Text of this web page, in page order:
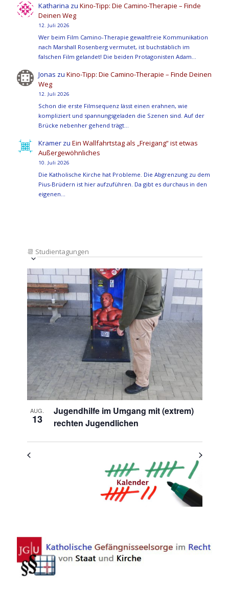
Katharina zuKino-Tipp: Die Camino-Therapie – Finde
Deinen Weg
12. Juli 2026
Wer beim Film Camino-Therapie gewaltfreie Kommunikation
nach Marshall Rosenberg vermutet, ist buchstäblich im
falschen Film gelandet! Die beiden Protagonisten Adam…
Jonas zuKino-Tipp: Die Camino-Therapie – Finde Deinen
Weg
12. Juli 2026
Schon die erste Filmsequenz lässt einen erahnen, wie
kompliziert und spannungsgeladen die Szenen sind. Auf der
Brücke nebenher gehend trägt…
Kramer zuEin Wallfahrtstag als „Freigang“ ist etwas
Außergewöhnliches
10. Juli 2026
Die Katholische Kirche hat Probleme. Die Abgrenzung zu dem
Pius-Brüdern ist hier aufzuführen. Da gibt es durchaus in den
eigenen…
📆 Studientagungen
Ansichten-
Navigation
Veranstaltung
Ansichten-
Navigation
Datum
auswählen.
List
of
Veranstaltungen
in
Photo
View
AUG.
13
Jugendhilfe im Umgang mit (extrem)
rechten Jugendlichen